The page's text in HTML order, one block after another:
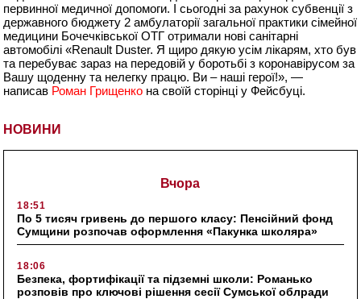
НОВИНИ
Вчора
18:51
По 5 тисяч гривень до першого класу: Пенсійний фонд
Сумщини розпочав оформлення «Пакунка школяра»
18:06
Безпека, фортифікації та підземні школи: Романько
розповів про ключові рішення сесії Сумської облради
первинної медичної допомоги. І сьогодні за рахунок субвенції з
державного бюджету 2 амбулаторії загальної практики сімейної
медицини Бочечківської ОТГ отримали нові санітарні
автомобілі «Renault Duster. Я щиро дякую усім лікарям, хто був
та перебуває зараз на передовій у боротьбі з коронавірусом за
Вашу щоденну та нелегку працю. Ви – наші герої!», —
написав Роман Грищенко на своїй сторінці у Фейсбуці.